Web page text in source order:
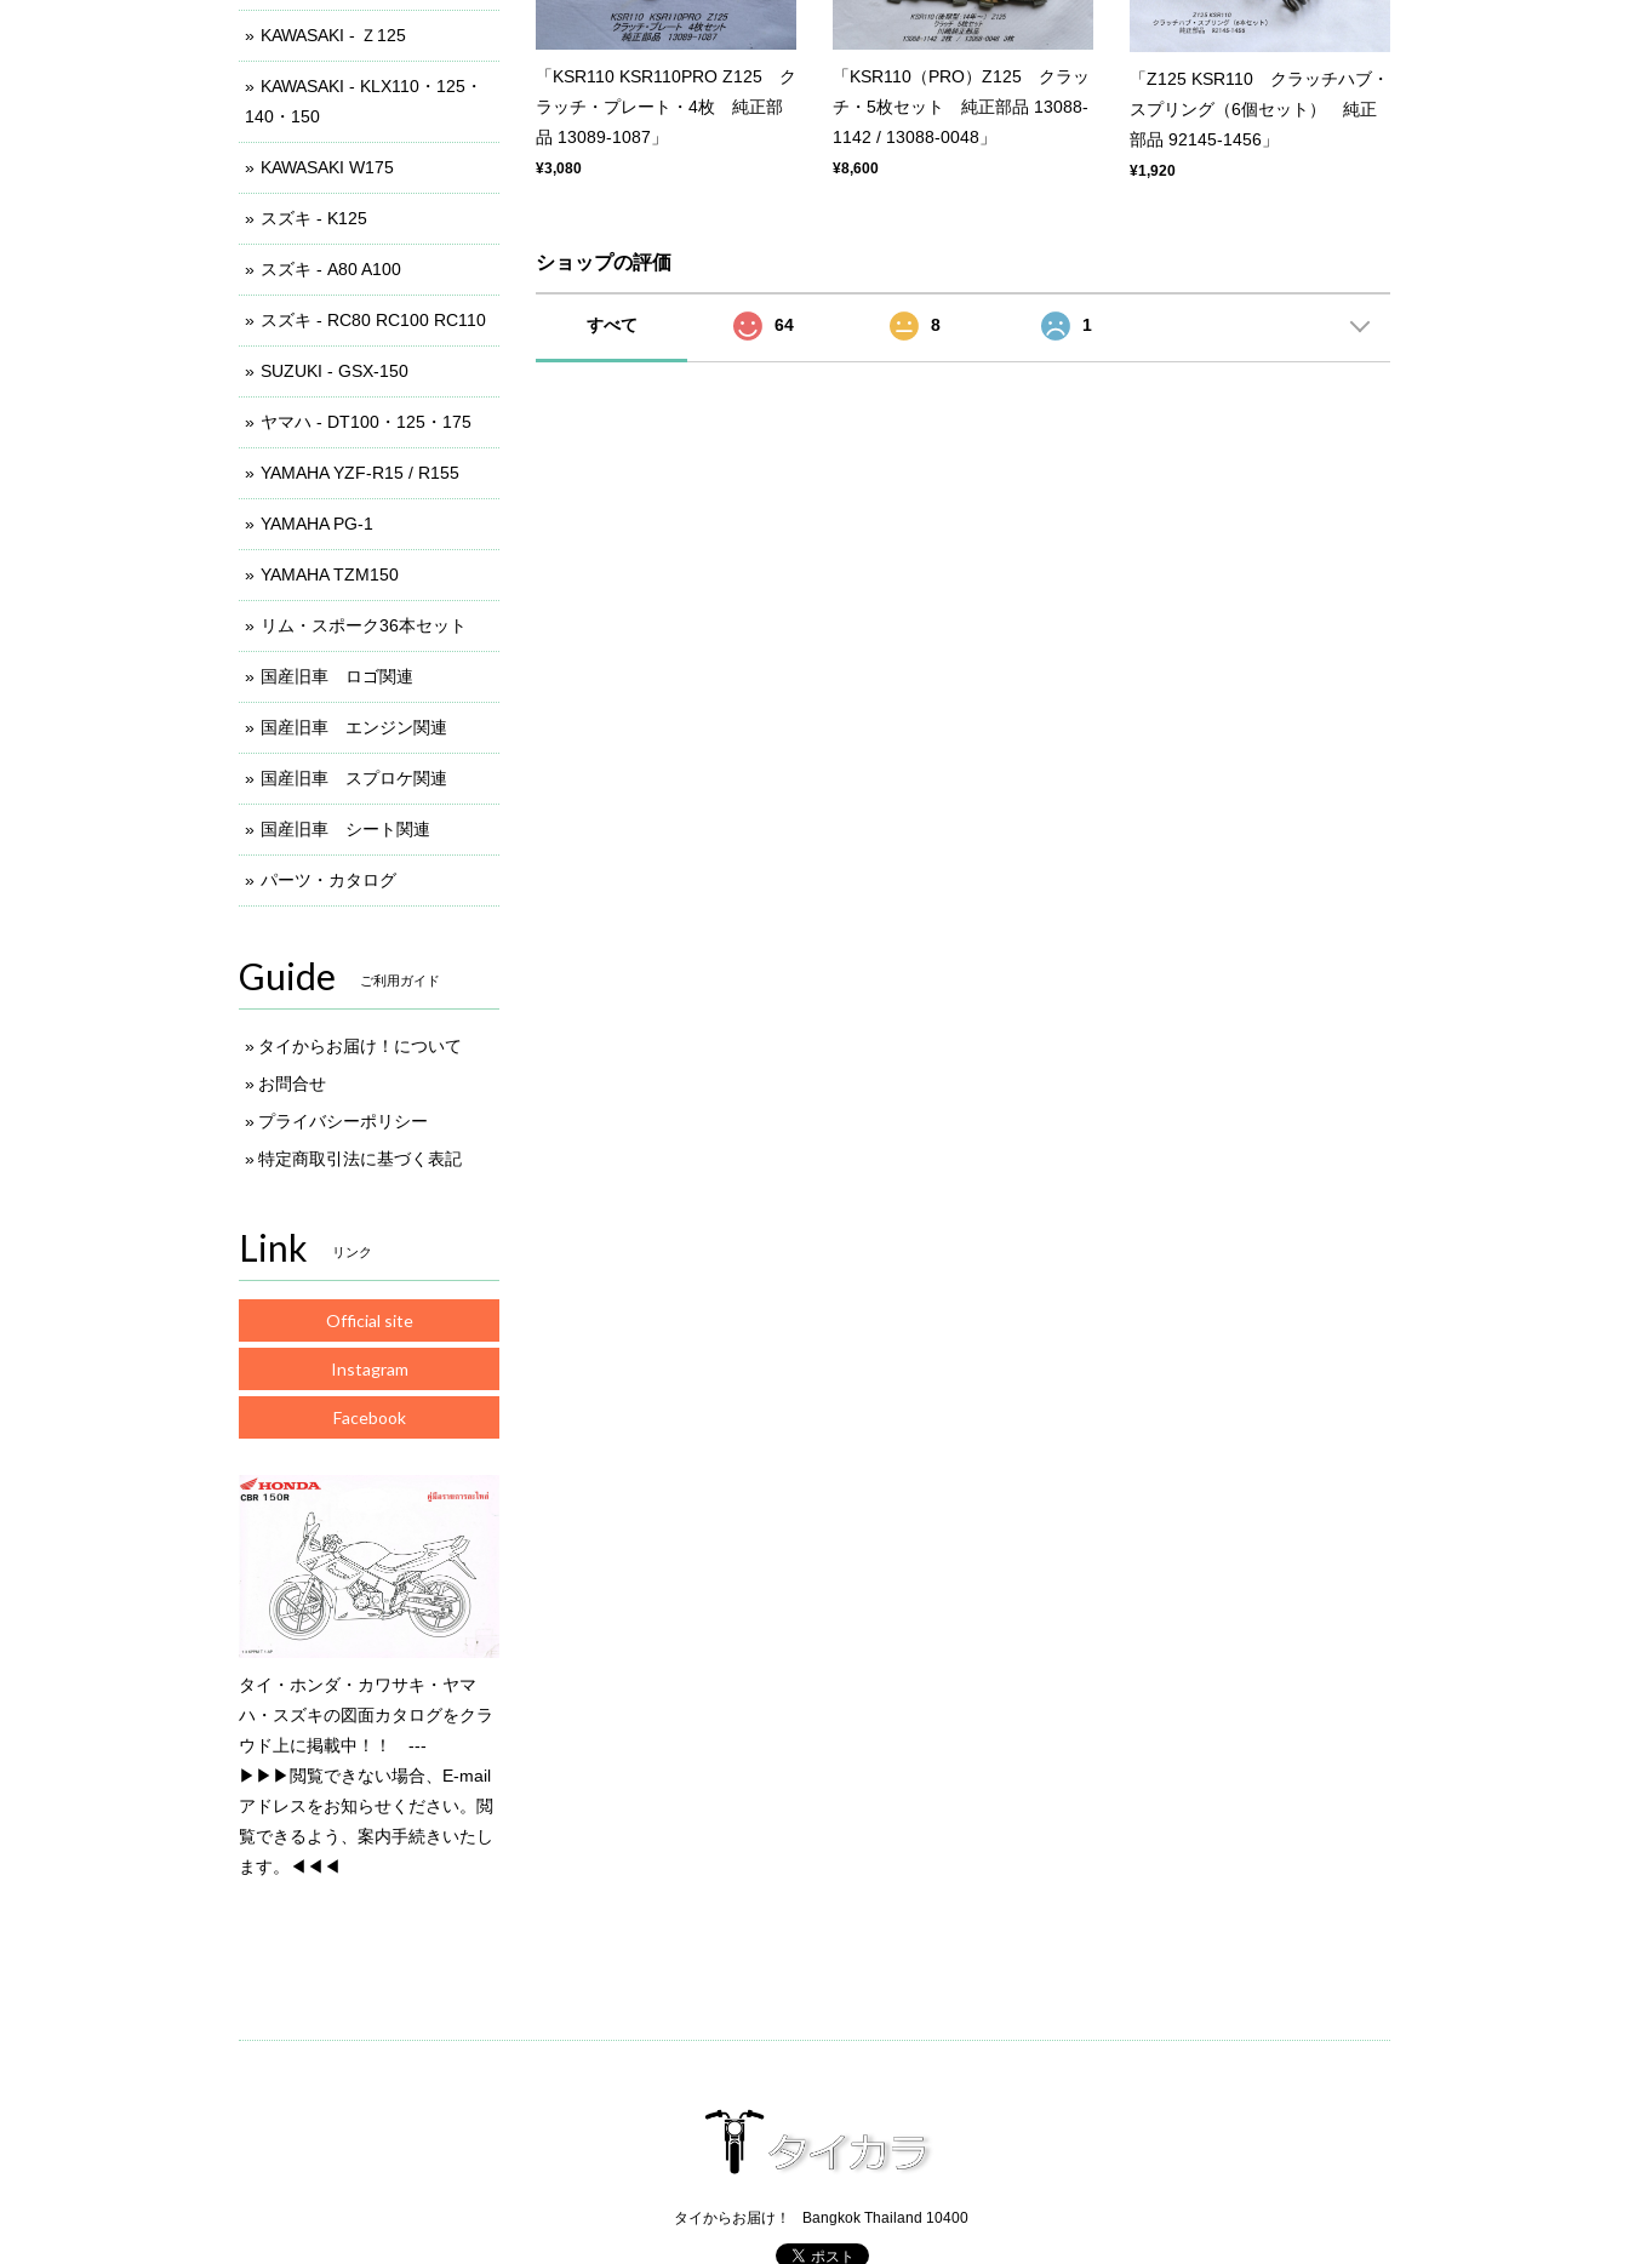
「KSR110 KSR110PRO Z125 ク
ラッチ・プレート・4枚 純正部
品 13089-1087」
¥3,080
「KSR110（PRO）Z125 クラッ
チ・5枚セット 純正部品 13088-
1142 / 13088-0048」
¥8,600
「Z125 KSR110 クラッチハブ・
スプリング（6個セット） 純正
部品 92145-1456」
¥1,920
ショップの評価
すべて 64 8 1
KAWASAKI - Ｚ125
KAWASAKI - KLX110・125・
140・150
KAWASAKI W175
スズキ - K125
スズキ - A80 A100
スズキ - RC80 RC100 RC110
SUZUKI - GSX-150
ヤマハ - DT100・125・175
YAMAHA YZF-R15 / R155
YAMAHA PG-1
YAMAHA TZM150
リム・スポーク36本セット
国産旧車 ロゴ関連
国産旧車 エンジン関連
国産旧車 スプロケ関連
国産旧車 シート関連
パーツ・カタログ
Guide ご利用ガイド
タイからお届け！について
お問合せ
プライバシーポリシー
特定商取引法に基づく表記
Link リンク
Official site
Instagram
Facebook
タイ・ホンダ・カワサキ・ヤマ
ハ・スズキの図面カタログをクラ
ウド上に掲載中！！ ---
▶▶▶閲覧できない場合、E-mail
アドレスをお知らせください。閲
覧できるよう、案内手続きいたし
ます。◀◀◀
タイからお届け！ Bangkok Thailand 10400